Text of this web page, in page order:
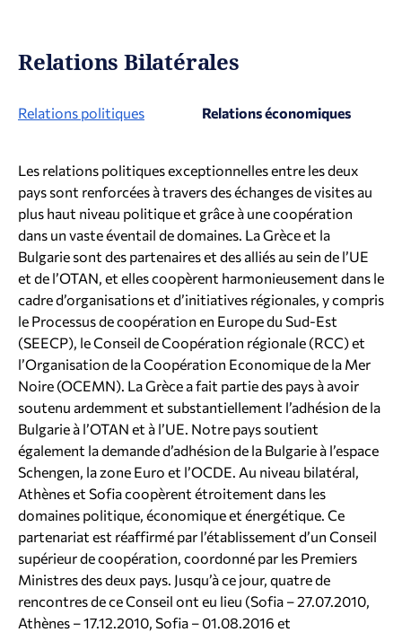
Relations Bilatérales
Relations politiques Relations économiques
Les relations politiques exceptionnelles entre les deux
pays sont renforcées à travers des échanges de visites au
plus haut niveau politique et grâce à une coopération
dans un vaste éventail de domaines. La Grèce et la
Bulgarie sont des partenaires et des alliés au sein de l’UE
et de l’OTAN, et elles coopèrent harmonieusement dans le
cadre d’organisations et d’initiatives régionales, y compris
le Processus de coopération en Europe du Sud-Est
(SEECP), le Conseil de Coopération régionale (RCC) et
l’Organisation de la Coopération Economique de la Mer
Noire (OCEMN). La Grèce a fait partie des pays à avoir
soutenu ardemment et substantiellement l’adhésion de la
Bulgarie à l’OTAN et à l’UE. Notre pays soutient
également la demande d’adhésion de la Bulgarie à l’espace
Schengen, la zone Euro et l’OCDE. Au niveau bilatéral,
Athènes et Sofia coopèrent étroitement dans les
domaines politique, économique et énergétique. Ce
partenariat est réaffirmé par l’établissement d’un Conseil
supérieur de coopération, coordonné par les Premiers
Ministres des deux pays. Jusqu’à ce jour, quatre de
rencontres de ce Conseil ont eu lieu (Sofia – 27.07.2010,
Athènes – 17.12.2010, Sofia – 01.08.2016 et